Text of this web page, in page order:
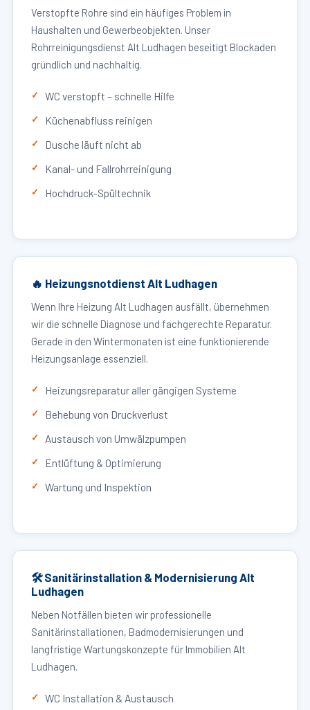
Verstopfte Rohre sind ein häufiges Problem in
Haushalten und Gewerbeobjekten. Unser
Rohrreinigungsdienst Alt Ludhagen beseitigt Blockaden
gründlich und nachhaltig.
WC verstopft – schnelle Hilfe
Küchenabfluss reinigen
Dusche läuft nicht ab
Kanal- und Fallrohrreinigung
Hochdruck-Spültechnik
🔥 Heizungsnotdienst Alt Ludhagen
Wenn Ihre Heizung Alt Ludhagen ausfällt, übernehmen
wir die schnelle Diagnose und fachgerechte Reparatur.
Gerade in den Wintermonaten ist eine funktionierende
Heizungsanlage essenziell.
Heizungsreparatur aller gängigen Systeme
Behebung von Druckverlust
Austausch von Umwälzpumpen
Entlüftung & Optimierung
Wartung und Inspektion
🛠 Sanitärinstallation & Modernisierung Alt
Ludhagen
Neben Notfällen bieten wir professionelle
Sanitärinstallationen, Badmodernisierungen und
langfristige Wartungskonzepte für Immobilien Alt
Ludhagen.
WC Installation & Austausch